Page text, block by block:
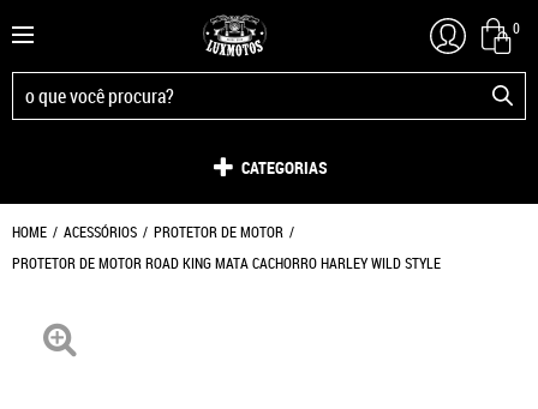
0
CATEGORIAS
HOME ACESSÓRIOS
PROTETOR DE MOTOR
PROTETOR DE MOTOR ROAD KING MATA CACHORRO HARLEY WILD STYLE